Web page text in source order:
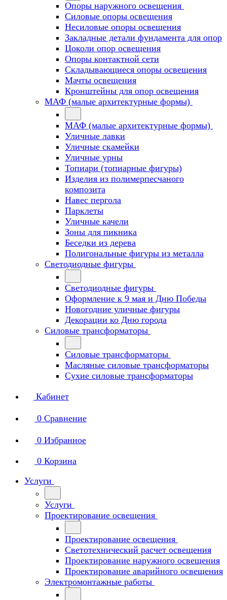
Опоры наружного освещения
Силовые опоры освещения
Несиловые опоры освещения
Закладные детали фундамента для опор
Цоколи опор освещения
Опоры контактной сети
Cкладывающиеся опоры освещения
Мачты освещения
Кронштейны для опор освещения
МАФ (малые архитектурные формы)
МАФ (малые архитектурные формы)
Уличные лавки
Уличные скамейки
Уличные урны
Топиари (топиарные фигуры)
Изделия из полимерпесчаного
композита
Навес пергола
Парклеты
Уличные качели
Зоны для пикника
Беседки из дерева
Полигональные фигуры из металла
Светодиодные фигуры
Светодиодные фигуры
Оформление к 9 мая и Дню Победы
Новогодние уличные фигуры
Декорации ко Дню города
Силовые трансформаторы
Силовые трансформаторы
Масляные силовые трансформаторы
Сухие силовые трансформаторы
Кабинет
0 Сравнение
0 Избранное
0 Корзина
Услуги
Услуги
Проектирование освещения
Проектирование освещения
Светотехнический расчет освещения
Проектирование наружного освещения
Проектирование аварийного освещения
Электромонтажные работы